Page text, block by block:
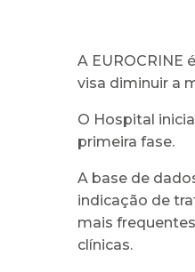
A EUROCRINE
visa diminuir a
O Hospital
primeira fase.
A base de
indicação de
mais
clínicas.